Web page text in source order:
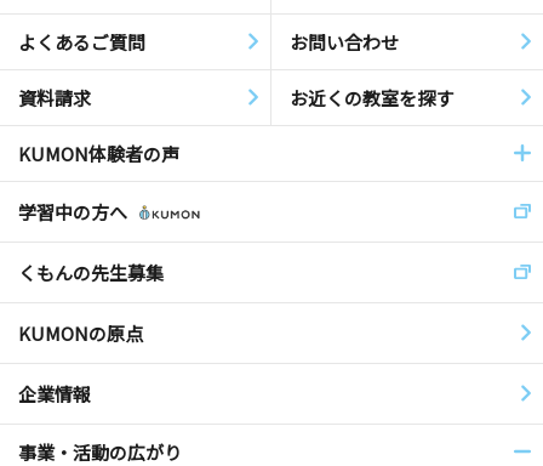
よくあるご質問 お問い合わせ
資料請求 お近くの教室を探す
KUMON体験者の声
学習中の方へ
くもんの先生募集
KUMONの原点
企業情報
事業・活動の広がり